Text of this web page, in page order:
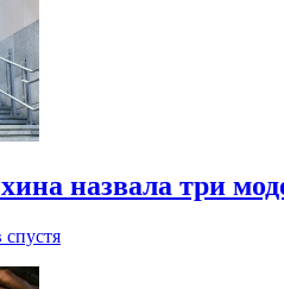
назвала три
спустя